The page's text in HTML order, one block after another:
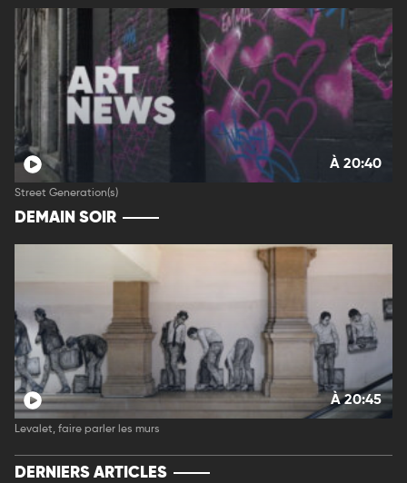
À 20:40
Street Generation(s)
DEMAIN SOIR
À 20:45
Levalet, faire parler les murs
DERNIERS ARTICLES